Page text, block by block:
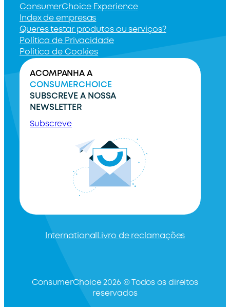
ConsumerChoice Experience
Index de empresas
Queres testar produtos ou serviços?
Política de Privacidade
Política de Cookies
ACOMPANHA A
CONSUMERCHOICE
SUBSCREVE A NOSSA
NEWSLETTER
Subscreve
International Livro de reclamações
ConsumerChoice 2026 © Todos os direitos
reservados